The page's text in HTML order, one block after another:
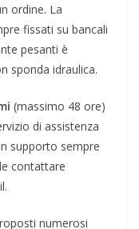
ordine. La
fissati su bancali
pesanti è
sponda idraulica.
(massimo 48 ore)
di assistenza
supporto sempre
contattare
numerosi